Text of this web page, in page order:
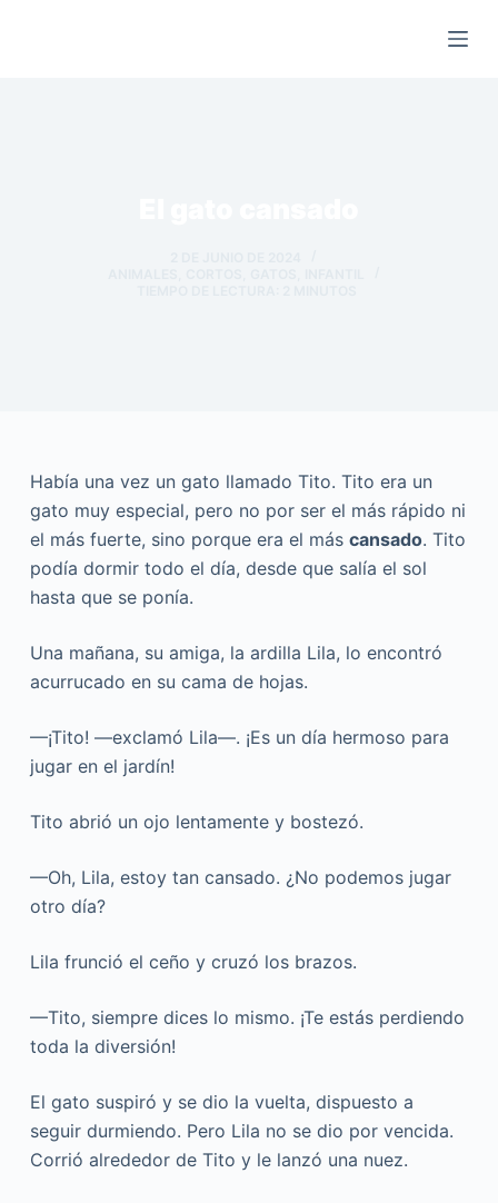
Había una vez un gato llamado Tito. Tito era un
gato muy especial, pero no por ser el más rápido ni
el más fuerte, sino porque era el más cansado. Tito
podía dormir todo el día, desde que salía el sol
hasta que se ponía.
Una mañana, su amiga, la ardilla Lila, lo encontró
acurrucado en su cama de hojas.
—¡Tito! —exclamó Lila—. ¡Es un día hermoso para
jugar en el jardín!
Tito abrió un ojo lentamente y bostezó.
—Oh, Lila, estoy tan cansado. ¿No podemos jugar
otro día?
Lila frunció el ceño y cruzó los brazos.
—Tito, siempre dices lo mismo. ¡Te estás perdiendo
toda la diversión!
El gato suspiró y se dio la vuelta, dispuesto a
seguir durmiendo. Pero Lila no se dio por vencida.
Corrió alrededor de Tito y le lanzó una nuez.